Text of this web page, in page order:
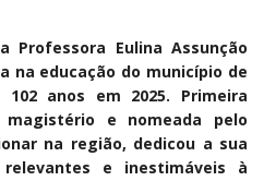
Professora Eulina Assunção
na educação do município de
anos em 2025. Primeira
e nomeada pelo
na região, dedicou a sua
e inestimáveis à